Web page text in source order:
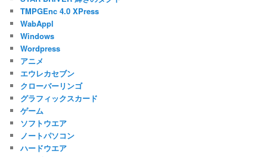
TMPGEnc 4.0 XPress
WabAppl
Windows
Wordpress
アニメ
エウレカセブン
クローバーリンゴ
グラフィックスカード
ゲーム
ソフトウエア
ノートパソコン
ハードウエア